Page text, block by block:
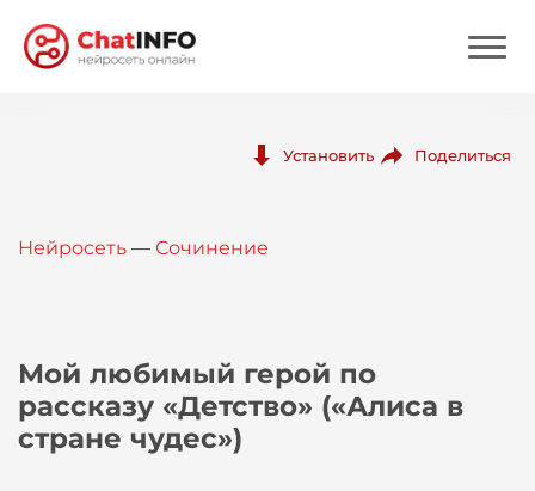
Вход
Установить Поделиться
Нейросеть — Сочинение
Мой любимый герой по
рассказу «Детство» («Алиса в
стране чудес»)